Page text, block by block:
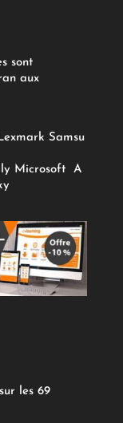
sont
aux
Samsu
Microsoft
A
les 69